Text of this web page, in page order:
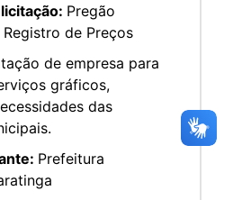
Pregão
de Preços
de empresa para
gráficos,
das
Prefeitura